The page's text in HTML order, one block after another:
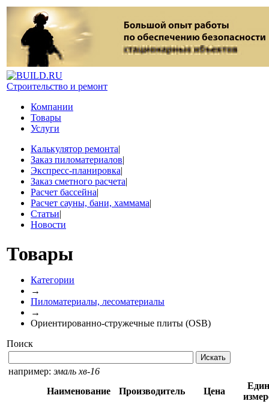
Строительство и ремонт
Компании
Товары
Услуги
Калькулятор ремонта|
Заказ пиломатериалов|
Экспресс-планировка|
Заказ сметного расчета|
Расчет бассейна|
Расчет сауны, бани, хаммама|
Статьи|
Новости
Товары
Категории
→
Пиломатериалы, лесоматериалы
→
Ориентированно-стружечные плиты (OSB)
Поиск
например: эмаль хв-16
Наименование
Производитель Цена